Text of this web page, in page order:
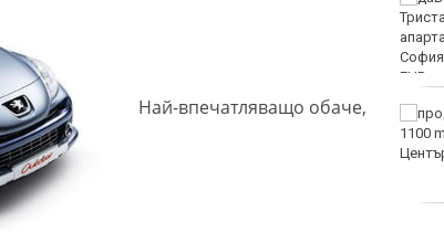
Най-впечатляващо обаче,
ФК Девня гостува на